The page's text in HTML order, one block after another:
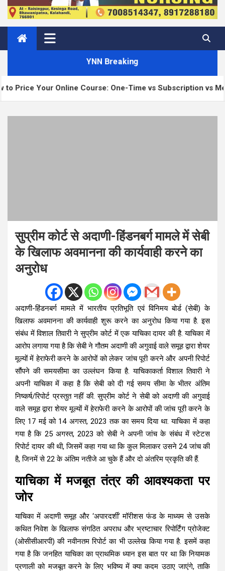
YNN Breaking
Online Course: One-Time vs Subscription vs Membership
सुप्रीम कोर्ट से अदाणी-हिंडनबर्ग मामले में सेबी
के खिलाफ अवमानना की कार्यवाही करने का
अनुरोध
अदाणी-हिंडनबर्ग मामले में भारतीय प्रतिभूति एवं विनिमय बोर्ड (सेबी) के
खिलाफ अवमानना की कार्यवाही शुरू करने का अनुरोध किया गया है. इस
संबंध में विशाल तिवारी ने सुप्रीम कोर्ट में एक याचिका दायर की है. याचिका में
आरोप लगाया गया है कि सेबी ने गौतम अदाणी की अगुवाई वाले समूह द्वारा शेयर
मूल्यों में हेराफेरी करने के आरोपों को लेकर जांच पूरी करने और अपनी रिपोर्ट
सौंपने की समयसीमा का उल्लंघन किया है. याचिकाकर्ता विशाल तिवारी ने
अपनी याचिका में कहा है कि सेबी को दी गई समय सीमा के भीतर अंतिम
निष्कर्ष/रिपोर्ट प्रस्तुत नहीं की. सुप्रीम कोर्ट ने सेबी को अदाणी की अगुवाई
वाले समूह द्वारा शेयर मूल्यों में हेराफेरी करने के आरोपों की जांच पूरी करने के
लिए 17 मई को 14 अगस्त, 2023 तक का समय दिया था. याचिका में कहा
गया है कि 25 अगस्त, 2023 को सेबी ने अपनी जांच के संबंध में स्टेटस
रिपोर्ट दायर की थी, जिसमें कहा गया था कि कुल मिलाकर उसने 24 जांच की
है, जिनमें से 22 के अंतिम नतीजे आ चुके हैं और दो अंतरिम प्रकृति की हैं.
याचिका में मजबूत तंत्र की आवश्यकता पर
जोर
याचिका में अदाणी समूह और ‘अपारदर्शी’ मॉरीशस फंड के माध्यम से उसके
कथित निवेश के खिलाफ संगठित अपराध और भ्रष्टाचार रिपोर्टिंग प्रोजेक्ट
(ओसीसीआरपी) की नवीनतम रिपोर्ट का भी उल्लेख किया गया है. इसमें कहा
गया है कि जनहित याचिका का प्राथमिक ध्यान इस बात पर था कि नियामक
प्रणाली को मजबूत करने के लिए भविष्य में क्या कदम उठाए जाएंगे, ताकि